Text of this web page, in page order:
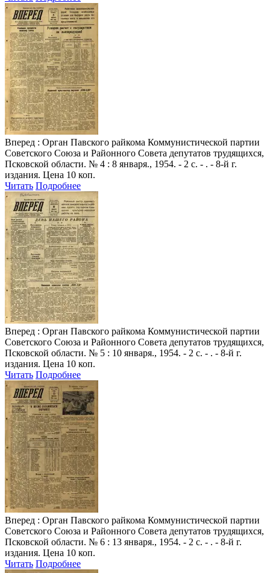
Вперед : Орган Павского райкома Коммунистической партии
Советского Союза и Районного Совета депутатов трудящихся,
Псковской области. № 4 : 8 января., 1954. - 2 с. - . - 8-й г.
издания. Цена 10 коп.
Читать Подробнее
Вперед : Орган Павского райкома Коммунистической партии
Советского Союза и Районного Совета депутатов трудящихся,
Псковской области. № 5 : 10 января., 1954. - 2 с. - . - 8-й г.
издания. Цена 10 коп.
Читать Подробнее
Вперед : Орган Павского райкома Коммунистической партии
Советского Союза и Районного Совета депутатов трудящихся,
Псковской области. № 6 : 13 января., 1954. - 2 с. - . - 8-й г.
издания. Цена 10 коп.
Читать Подробнее